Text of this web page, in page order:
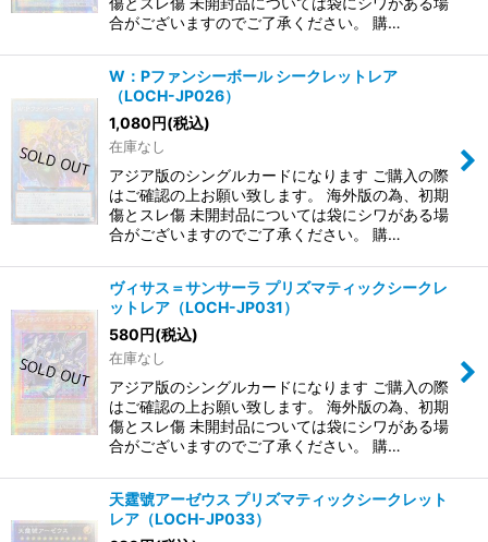
合がございますのでご了承ください。 購…
W：Pファンシーボール シークレットレア
（LOCH-JP026）
1,080円(税込)
在庫なし
アジア版のシングルカードになります ご購入の際
はご確認の上お願い致します。 海外版の為、初期
傷とスレ傷 未開封品については袋にシワがある場
合がございますのでご了承ください。 購…
ヴィサス＝サンサーラ プリズマティックシークレ
ットレア（LOCH-JP031）
580円(税込)
在庫なし
アジア版のシングルカードになります ご購入の際
はご確認の上お願い致します。 海外版の為、初期
傷とスレ傷 未開封品については袋にシワがある場
合がございますのでご了承ください。 購…
天霆號アーゼウス プリズマティックシークレット
レア（LOCH-JP033）